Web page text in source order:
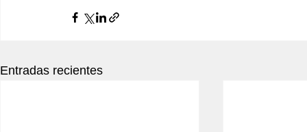
Entradas recientes